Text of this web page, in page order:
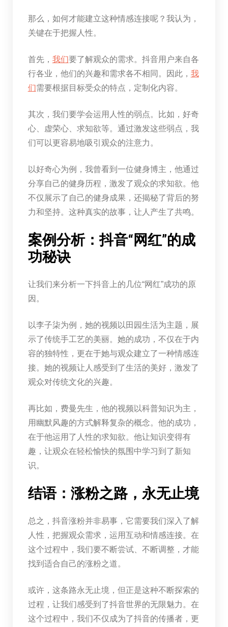
那么，如何才能建立这种情感连接呢？我认为，
关键在于把握人性。
首先， 我们要了解观众的需求。抖音用户来自各
行各业，他们的兴趣和需求各不相同。因此， 我
们需要根据目标受众的特点，定制化内容。
其次，我们要学会运用人性的弱点。比如，好奇
心、虚荣心、求知欲等。通过激发这些弱点，我
们可以更容易地吸引观众的注意力。
以好奇心为例，我曾看到一位健身博主，他通过
分享自己的健身历程，激发了观众的求知欲。他
不仅展示了自己的健身成果，还揭秘了背后的努
力和坚持。这种真实的故事，让人产生了共鸣。
案例分析：抖音“网红”的成
功秘诀
让我们来分析一下抖音上的几位“网红”成功的原
因。
以李子柒为例，她的视频以田园生活为主题，展
示了传统手工艺的美丽。她的成功，不仅在于内
容的独特性，更在于她与观众建立了一种情感连
接。她的视频让人感受到了生活的美好，激发了
观众对传统文化的兴趣。
再比如，费曼先生，他的视频以科普知识为主，
用幽默风趣的方式解释复杂的概念。他的成功，
在于他运用了人性的求知欲。他让知识变得有
趣，让观众在轻松愉快的氛围中学习到了新知
识。
结语：涨粉之路，永无止境
总之，抖音涨粉并非易事，它需要我们深入了解
人性，把握观众需求，运用互动和情感连接。在
这个过程中，我们要不断尝试、不断调整，才能
找到适合自己的涨粉之道。
或许，这条路永无止境，但正是这种不断探索的
过程，让我们感受到了抖音世界的无限魅力。在
这个过程中，我们不仅成为了抖音的传播者，更